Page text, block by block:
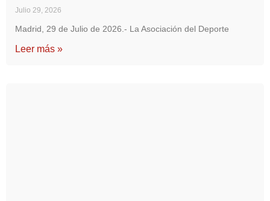
Julio 29, 2026
Madrid, 29 de Julio de 2026.- La Asociación del Deporte
Leer más »